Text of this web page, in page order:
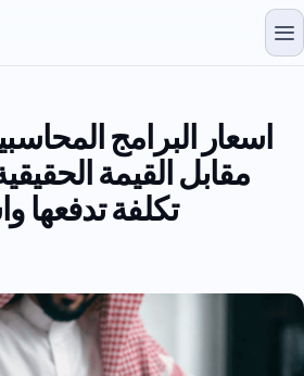
اسعار البرامج
مقابل القيمة
تكلفة تدفعها